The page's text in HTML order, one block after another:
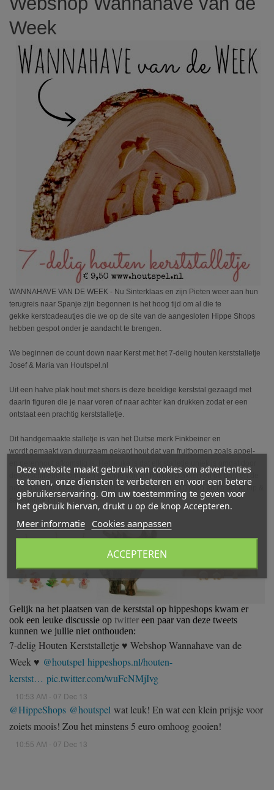
Week
WANNAHAVE VAN DE WEEK - Nu Sinterklaas en zijn Pieten weer aan hun
terugreis naar Spanje zijn begonnen is het hoog tijd om al die te
gekke kerstcadeautjes die we op de site van de aangesloten Hippe Shops
hebben gespot onder je aandacht te brengen.
We beginnen de count down naar Kerst met het 7-delig houten kerststalletje
Josef & Maria van Houtspel.nl
Uit een halve plak hout met shors is deze beeldige kerststal gezaagd met
daarin figuren die je naar voren of naar achter kan drukken zodat er een
ontstaat een prachtig kerststalletje.
Dit handgemaakte stalletje is van het Duitse merk Finkbeiner en
wordt gemaakt van duurzaam gekapt hout dat van fruitbomen zoals appel-
de verschillende formaten en dikte van de houten plakken en de bast en de
nerven van de boom. Het houten kerststalletje kost 10 euro en bestel je hip &
safe online bijwww.houtspel.nl.
Gelijk na het plaatsen van de kerststal op hippeshops kwam er
ook een leuke discussie op twitter een paar van deze tweets
kunnen we jullie niet onthouden:
7-delig Houten Kerststalletje ♥ Webshop Wannahave van de
Week ♥ @houtspel hippeshops.nl/houten-
kerstst… pic.twitter.com/wuFcNMjIvg
10:53 AM - 07 Dec 13
@HippeShops @houtspel wat leuk! En wat een klein prijsje voor
zoiets moois! Zou het minstens 5 euro omhoog gooien!
10:55 AM - 07 Dec 13
Deze website maakt gebruik van cookies om advertenties
te tonen, onze diensten te verbeteren en voor een betere
gebruikerservaring. Om uw toestemming te geven voor
het gebruik hiervan, drukt u op de knop Accepteren.
Meer informatie Cookies aanpassen
ACCEPTEREN